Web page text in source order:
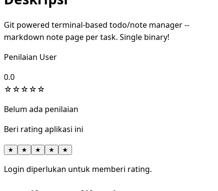
Git powered terminal-based todo/note manager --
markdown note page per task. Single binary!
Penilaian User
0.0
☆☆☆☆☆
Belum ada penilaian
Beri rating aplikasi ini
★ ★ ★ ★ ★
Login diperlukan untuk memberi rating.